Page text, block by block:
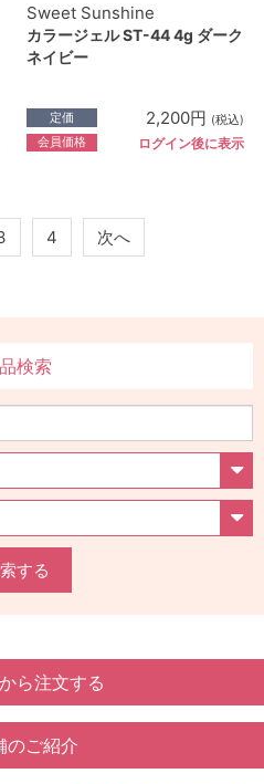
Sweet Sunshine
カラージェル ST-44 4g ダーク
ネイビー
定価 2,200円 (税込)
会員価格 ログイン後に表示
4 次へ
検索
する
ら注文する
のご紹介